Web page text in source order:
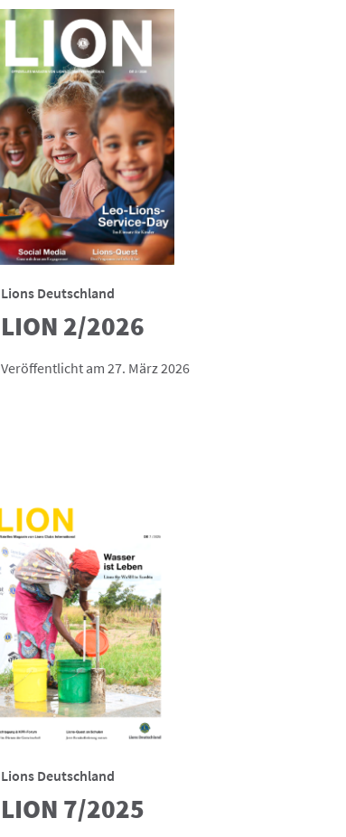
Lions Deutschland
LION 2/2026
Veröffentlicht am 27. März 2026
Lions Deutschland
LION 7/2025